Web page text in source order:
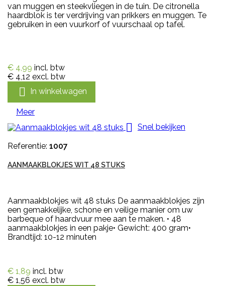
van muggen en steekvliegen in de tuin. De citronella
haardblok is ter verdrijving van prikkers en muggen. Te
gebruiken in een vuurkorf of vuurschaal op tafel.
€ 4,99 incl. btw
€ 4,12 excl. btw
 In winkelwagen
Meer

Snel bekijken
Referentie: 1007
AANMAAKBLOKJES WIT 48 STUKS
Aanmaakblokjes wit 48 stuks De aanmaakblokjes zijn
een gemakkelijke, schone en veilige manier om uw
barbeque of haardvuur mee aan te maken. • 48
aanmaakblokjes in een pakje• Gewicht: 400 gram•
Brandtijd: 10-12 minuten
€ 1,89 incl. btw
€ 1,56 excl. btw